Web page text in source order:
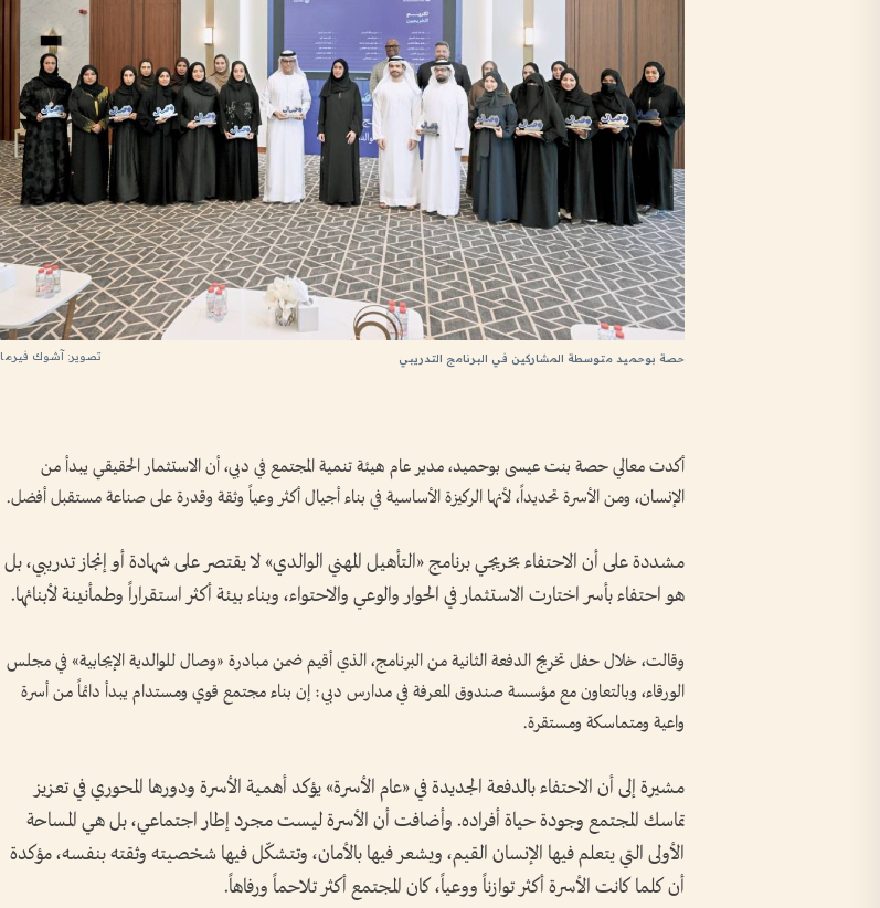
تصوير: آشوك فيرما حصة بوحميد متوسطة المشاركين في البرنامج التدريبي
أكدت معالي حصة بنت عيسى بوحميد، مدير عام هيئة تنمية المجتمع في دبي، أن الاستثمار الحقيقي يبدأ من
الإنسان، ومن الأسرة تحديداً، لأنها الركيزة الأساسية في بناء أجيال أكثر وعياً وثقة وقدرة على صناعة مستقبل أفضل.
مشددة على أن الاحتفاء بخريجي برنامج «التأهيل المهني الوالدي» لا يقتصر على شهادة أو إنجاز تدريبي، بل
هو احتفاء بأسر اختارت الاستثمار في الحوار والوعي والاحتواء، وبناء بيئة أكثر استقراراً وطمأنينة لأبنائها.
وقالت، خلال حفل تخريج الدفعة الثانية من البرنامج، الذي أقيم ضمن مبادرة «وصال للوالدية الإيجابية» في مجلس
الورقاء، وبالتعاون مع مؤسسة صندوق المعرفة في مدارس دبي: إن بناء مجتمع قوي ومستدام يبدأ دائماً من أسرة
واعية ومتماسكة ومستقرة.
مشيرة إلى أن الاحتفاء بالدفعة الجديدة في «عام الأسرة» يؤكد أهمية الأسرة ودورها المحوري في تعزيز
تماسك المجتمع وجودة حياة أفراده. وأضافت أن الأسرة ليست مجرد إطار اجتماعي، بل هي المساحة
الأولى التي يتعلم فيها الإنسان القيم، ويشعر فيها بالأمان، وتتشكّل فيها شخصيته وثقته بنفسه، مؤكدة
أن كلما كانت الأسرة أكثر توازناً ووعياً، كان المجتمع أكثر تلاحماً ورفاهاً.